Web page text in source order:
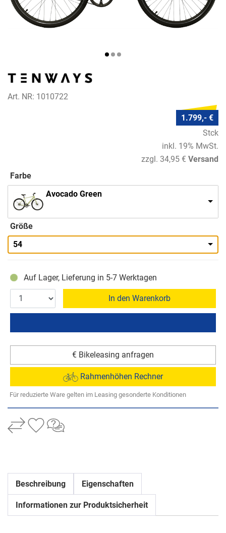
Art. NR: 1010722
1.799,- €
Stck
inkl. 19% MwSt.
zzgl. 34,95 € Versand
Farbe
Avocado Green
Größe
54
Auf Lager, Lieferung in 5-7 Werktagen
In den Warenkorb
€ Bikeleasing anfragen
Rahmenhöhen Rechner
Für reduzierte Ware gelten im Leasing gesonderte Konditionen
Beschreibung Eigenschaften
Informationen zur Produktsicherheit